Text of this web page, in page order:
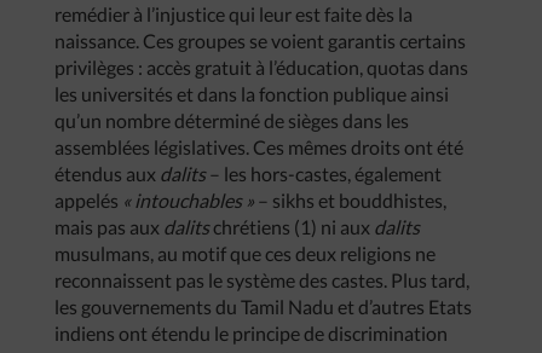
remédier à l’injustice qui leur est faite dès la
naissance. Ces groupes se voient garantis certains
privilèges : accès gratuit à l’éducation, quotas dans
les universités et dans la fonction publique ainsi
qu’un nombre déterminé de sièges dans les
assemblées législatives. Ces mêmes droits ont été
étendus aux dalits– les hors-castes, également
appelés « intouchables » – sikhs et bouddhistes,
mais pas aux dalitschrétiens (1) ni aux dalits
musulmans, au motif que ces deux religions ne
reconnaissent pas le système des castes. Plus tard,
les gouvernements du Tamil Nadu et d’autres Etats
indiens ont étendu le principe de discrimination